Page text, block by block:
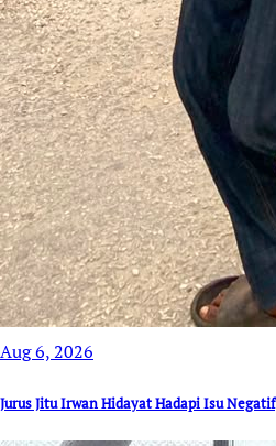
Aug 6, 2026
Jurus Jitu Irwan Hidayat Hadapi Isu Negatif